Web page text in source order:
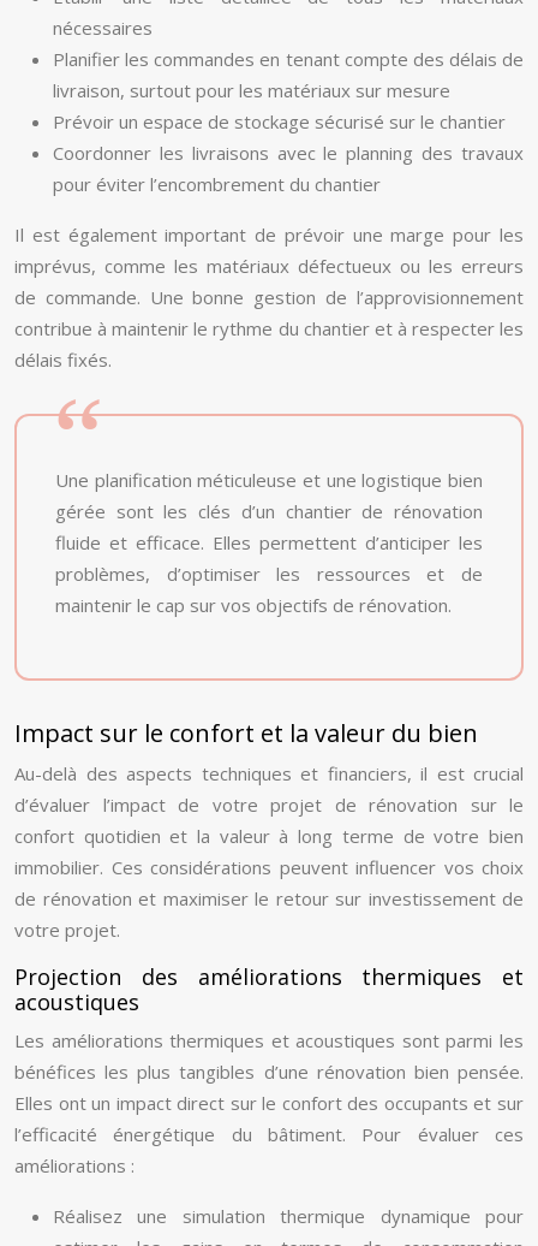
nécessaires
Planifier les commandes en tenant compte des délais de
livraison, surtout pour les matériaux sur mesure
Prévoir un espace de stockage sécurisé sur le chantier
Coordonner les livraisons avec le planning des travaux
pour éviter l’encombrement du chantier
Il est également important de prévoir une marge pour les
imprévus, comme les matériaux défectueux ou les erreurs
de commande. Une bonne gestion de l’approvisionnement
contribue à maintenir le rythme du chantier et à respecter les
délais fixés.
Une planification méticuleuse et une logistique bien
gérée sont les clés d’un chantier de rénovation
fluide et efficace. Elles permettent d’anticiper les
problèmes, d’optimiser les ressources et de
maintenir le cap sur vos objectifs de rénovation.
Impact sur le confort et la valeur du bien
Au-delà des aspects techniques et financiers, il est crucial
d’évaluer l’impact de votre projet de rénovation sur le
confort quotidien et la valeur à long terme de votre bien
immobilier. Ces considérations peuvent influencer vos choix
de rénovation et maximiser le retour sur investissement de
votre projet.
Projection des améliorations thermiques et
acoustiques
Les améliorations thermiques et acoustiques sont parmi les
bénéfices les plus tangibles d’une rénovation bien pensée.
Elles ont un impact direct sur le confort des occupants et sur
l’efficacité énergétique du bâtiment. Pour évaluer ces
améliorations :
Réalisez une simulation thermique dynamique pour